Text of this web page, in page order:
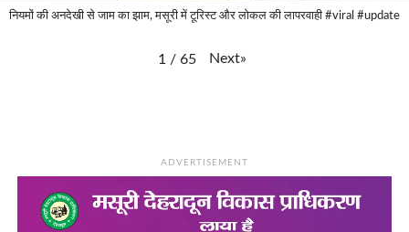
नियमों की अनदेखी से जाम का झाम, मसूरी में टूरिस्ट और लोकल की लापरवाही #viral #update
1 / 65 Next»
ADVERTISEMENT